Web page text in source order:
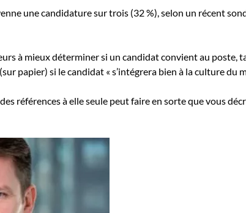
une candidature sur trois (32 %), selon un récent
à mieux déterminer si un candidat convient au poste,
papier) si le candidat « s’intégrera bien à la culture du
références à elle seule peut faire en sorte que vous